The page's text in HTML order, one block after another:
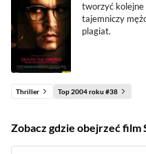
tworzyć
tajemniczy
plagiat.
Thriller Top 2004 roku #38
Zobacz gdzie obejrzeć film